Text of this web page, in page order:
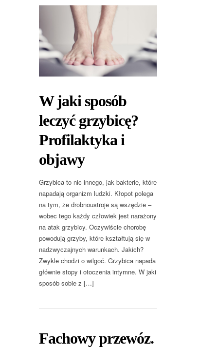
W jaki sposób
leczyć grzybicę?
Profilaktyka i
objawy
Grzybica to nic innego, jak bakterie, które
napadają organizm ludzki. Kłopot polega
na tym, że drobnoustroje są wszędzie –
wobec tego każdy człowiek jest narażony
na atak grzybicy. Oczywiście chorobę
powodują grzyby, które kształtują się w
nadzwyczajnych warunkach. Jakich?
Zwykle chodzi o wilgoć. Grzybica napada
głównie stopy i otoczenia intymne. W jaki
sposób sobie z […]
Fachowy przewóz.